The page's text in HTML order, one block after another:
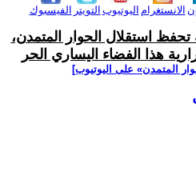
الفيسبوك التويتر اليوتيوب الانستغرام
تحفظ استقلال الحوار المتمدن،
هذا الفضاء اليساري الحر
المتمدن» على اليوتيوب]